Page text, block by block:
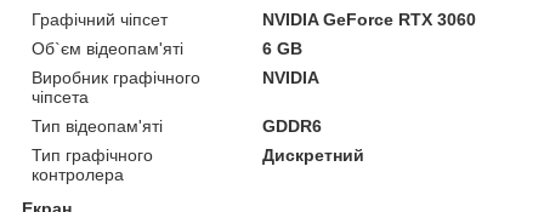
Графічний чіпсет
NVIDIA GeForce RTX 3060
Об`єм відеопам'яті
6 GB
Виробник графічного
чіпсета
NVIDIA
Тип відеопам'яті
GDDR6
Тип графічного
контролера
Дискретний
Екран